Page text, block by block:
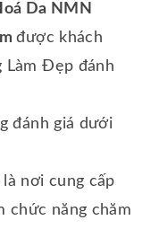
Da NMN
được khách
Làm Đẹp đánh
đánh giá dưới
nơi cung cấp
chức năng chăm